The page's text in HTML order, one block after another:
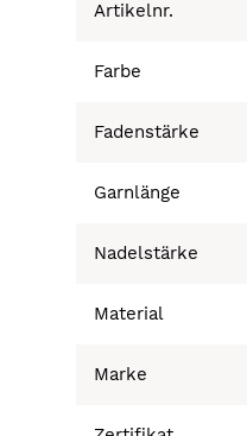
Artikelnr.
Farbe
Fadenstärke
Garnlänge
Nadelstärke
Material
Marke